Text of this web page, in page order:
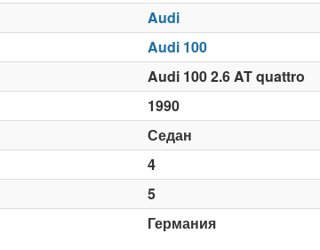
Audi
Audi 100
Audi 100 2.6 AT quattro
1990
Седан
4
5
Германия